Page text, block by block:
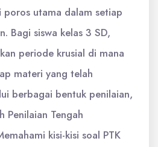
poros utama dalam setiap
Bagi siswa kelas 3 SD,
periode krusial di mana
materi yang telah
berbagai bentuk penilaian,
Penilaian Tengah
kisi-kisi soal PTK